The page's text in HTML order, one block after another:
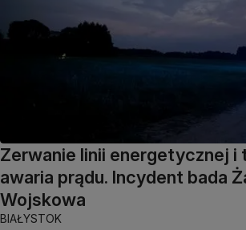
Zerwanie linii energetycznej i
awaria prądu. Incydent bada
Wojskowa
BIAŁYSTOK